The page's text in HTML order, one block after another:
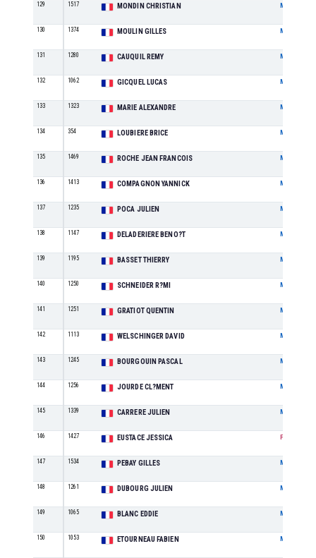
129 1517 MONDIN CHRISTIAN M
130 1374 MOULIN GILLES M
131 1280 CAUQUIL REMY M
132 1062 GICQUEL LUCAS M
133 1323 MARIE ALEXANDRE M
134 354 LOUBIERE BRICE M
135 1469 ROCHE JEAN FRANCOIS M
136 1413 COMPAGNON YANNICK M
137 1235 POCA JULIEN M
138 1147 DELADERIERE BENO?T M
139 1195 BASSET THIERRY M
140 1250 SCHNEIDER R?MI M
141 1251 GRATIOT QUENTIN M
142 1113 WELSCHINGER DAVID M
143 1245 BOURGOUIN PASCAL M
144 1256 JOURDE CL?MENT M
145 1339 CARRERE JULIEN M
146 1427 EUSTACE JESSICA F
147 1534 PEBAY GILLES M
148 1261 DUBOURG JULIEN M
149 1065 BLANC EDDIE M
150 1053 ETOURNEAU FABIEN M